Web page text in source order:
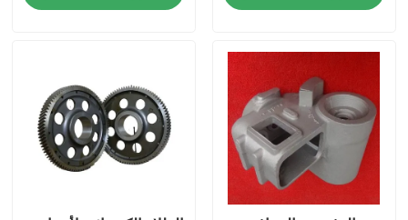
أخبار
اطلب اقتباس
أجزاء صب المعادن